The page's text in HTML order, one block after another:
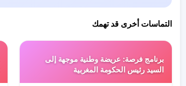
التماسات أخرى قد تهمك
برنامج فرصة: عريضة وطنية موجهة إلى
السيد رئيس الحكومة المغربية